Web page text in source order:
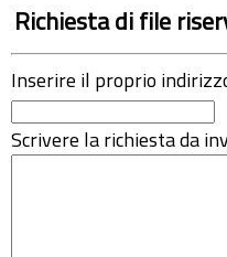
Richiesta di file
Inserire il proprio
Scrivere la richiesta da